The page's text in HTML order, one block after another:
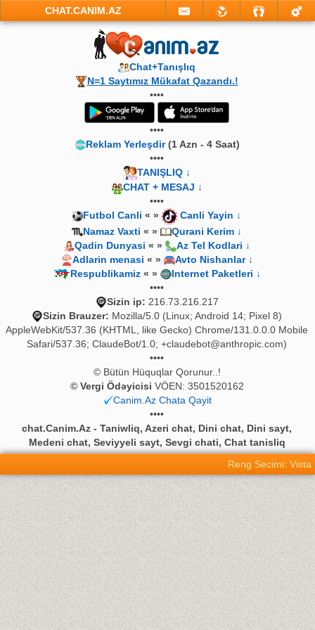
CHAT.CANIM.AZ
Chat+Tanışlıq
N=1 Saytımız Mükafat Qazandı.!
••••
••••
Reklam Yerleşdir(1 Azn - 4 Saat)
••••
TANIŞLIQ ↓
CHAT + MESAJ ↓
••••
Futbol Canli « »
Canli Yayin ↓
Namaz Vaxti « »
Qurani Kerim ↓
Qadin Dunyasi « »
Az Tel Kodlari ↓
Adlarin menasi « »
Avto Nishanlar ↓
Respublikamiz« »
Internet Paketleri ↓
••••
Sizin ip: 216.73.216.217
Sizin Brauzer: Mozilla/5.0 (Linux; Android 14; Pixel 8)
AppleWebKit/537.36 (KHTML, like Gecko) Chrome/131.0.0.0 Mobile
Safari/537.36; ClaudeBot/1.0; +claudebot@anthropic.com)
••••
© Bütün Hüquqlar Qorunur..!
© Vergi Ödəyicisi VÖEN: 3501520162
Canim.Az Chata Qayit
••••
chat.Canim.Az - Taniwliq, Azeri chat, Dini chat, Dini sayt,
Medeni chat, Seviyyeli sayt, Sevgi chati, Chat tanisliq
Reng Secimi: Vista